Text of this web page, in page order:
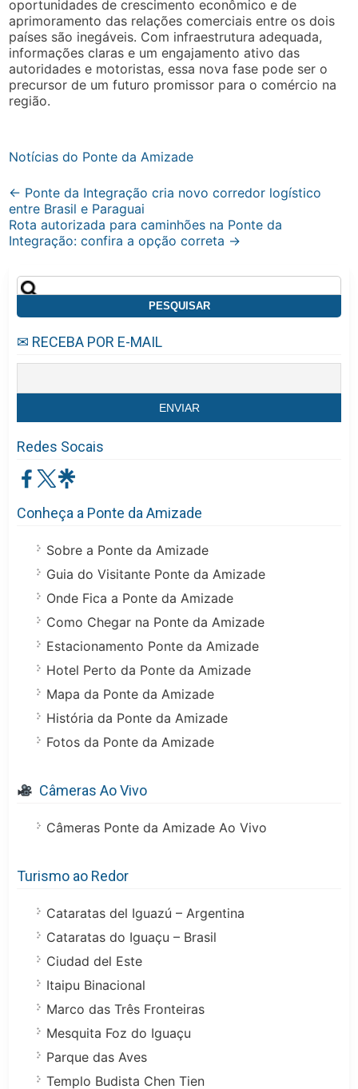
oportunidades de crescimento econômico e de
aprimoramento das relações comerciais entre os dois
países são inegáveis. Com infraestrutura adequada,
informações claras e um engajamento ativo das
autoridades e motoristas, essa nova fase pode ser o
precursor de um futuro promissor para o comércio na
região.
Notícias do Ponte da Amizade
Post
navigation
← Ponte da Integração cria novo corredor logístico
entre Brasil e Paraguai
Rota autorizada para caminhões na Ponte da
Integração: confira a opção correta →
Pesquisar
por:
✉ RECEBA POR E-MAIL
Redes Socais
Conheça a Ponte da Amizade
Sobre a Ponte da Amizade
Guia do Visitante Ponte da Amizade
Onde Fica a Ponte da Amizade
Como Chegar na Ponte da Amizade
Estacionamento Ponte da Amizade
Hotel Perto da Ponte da Amizade
Mapa da Ponte da Amizade
História da Ponte da Amizade
Fotos da Ponte da Amizade
Câmeras Ao Vivo
Câmeras Ponte da Amizade Ao Vivo
Turismo ao Redor
Cataratas del Iguazú – Argentina
Cataratas do Iguaçu – Brasil
Ciudad del Este
Itaipu Binacional
Marco das Três Fronteiras
Mesquita Foz do Iguaçu
Parque das Aves
Templo Budista Chen Tien